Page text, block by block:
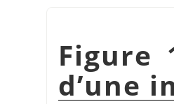
Figure
d’une